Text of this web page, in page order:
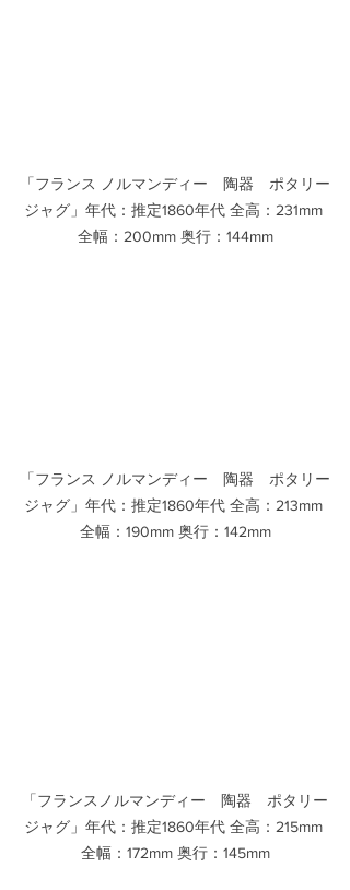
「フランス ノルマンディー　陶器　ポタリー
ジャグ」年代：推定1860年代 全高：231mm
全幅：200mm 奥行：144mm
「フランス ノルマンディー　陶器　ポタリー
ジャグ」年代：推定1860年代 全高：213mm
全幅：190mm 奥行：142mm
「フランスノルマンディー　陶器　ポタリー
ジャグ」年代：推定1860年代 全高：215mm
全幅：172mm 奥行：145mm